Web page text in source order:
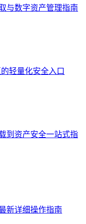
与数字资产管理指南
轻量化安全入口
到资产安全一站式指
新详细操作指南